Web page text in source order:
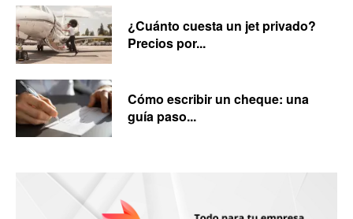
¿Cuánto cuesta un jet privado?
Precios por...
Cómo escribir un cheque: una
guía paso...